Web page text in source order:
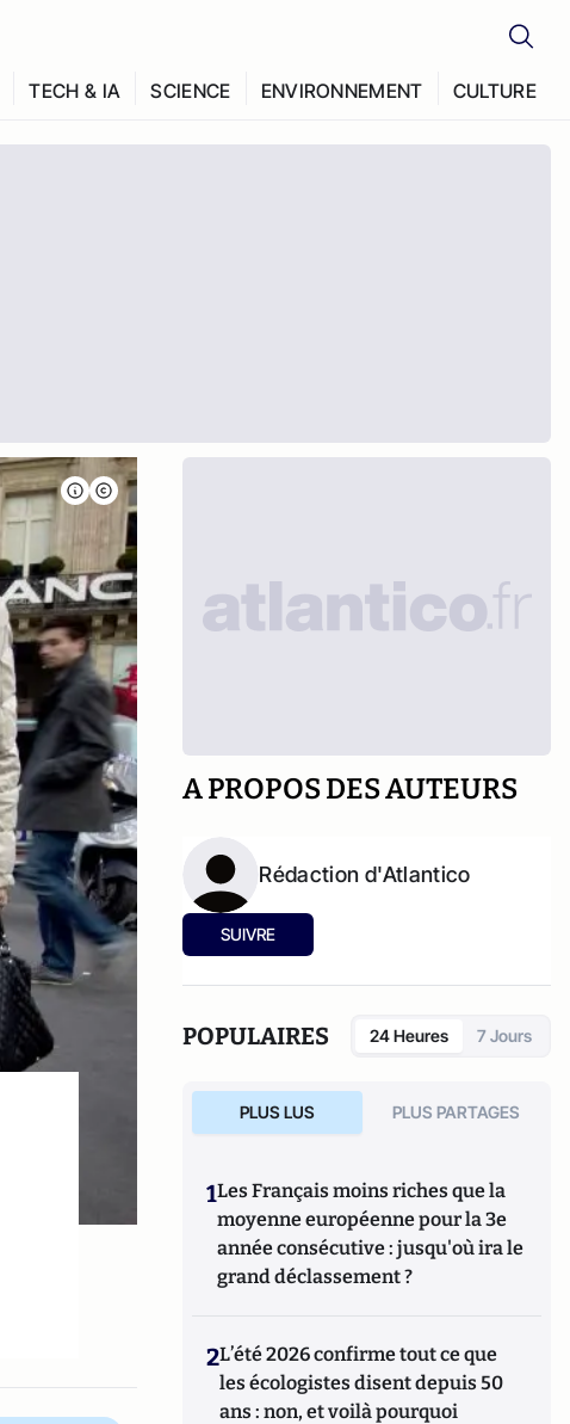
TECH & IA SCIENCE ENVIRONNEMENT CULTURE
A PROPOS DES AUTEURS
Rédaction d'Atlantico
SUIVRE
POPULAIRES 24 Heures 7 Jours
PLUS LUS PLUS PARTAGES
1Les Français moins riches que la
moyenne européenne pour la 3e
année consécutive : jusqu'où ira le
grand déclassement ?
2L’été 2026 confirme tout ce que
les écologistes disent depuis 50
ans : non, et voilà pourquoi